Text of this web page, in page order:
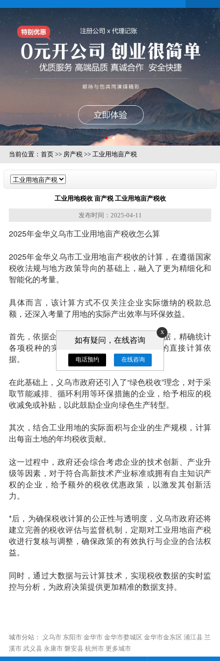
当前位置： 首页>> 房产税 >> 工业用地亩产税
工业用地税收 亩产税 工业用地亩产税收
发布时间：2025-04-11
2025年金华义乌市工业用地亩产税收怎么算
2025年金华义乌市工业用地亩产税收的计算，在遵循国家
税收法规与地方政策导向的基础上，融入了更为精细化和
智能化的考量。
具体而言，该计算方式不仅关注企业实际缴纳的税款总
额，还深入考量了用地的实际产出效率与环保效益。
首先，依据企业年度财务报告及税务申报数据，精确统计
各项税种的实际缴纳情况，作为亩产税收的直接计算依
据。
在此基础上，义乌市政府还引入了“绿色税收”理念，对于采
取节能减排、循环利用等环保措施的企业，给予相应的税
收减免或补贴，以此鼓励企业向绿色生产转型。
其次，结合工业用地的实际面积与企业的生产规模，计算
出每亩土地的年均税收贡献。
这一过程中，政府还会综合考虑企业的技术创新、产业升
级等因素，对于符合高新技术产业标准或拥有自主知识产
权的企业，给予额外的税收优惠政策，以激发其创新活
力。
*后，为确保税收计算的公正性与透明度，义乌市政府还将
建立完善的税收评估与监督机制，定期对工业用地亩产税
收进行复核与调整，确保政策的有效执行与企业的合法权
益。
同时，通过大数据与云计算技术，实现税收数据的实时监
控与分析，为政府决策提供更加精准的数据支持。
城市分站： 义乌市 东阳市 金华市 金华市婺城区 金华市金东区 浦江县 兰
溪市 武义县 永康市 磐安县 杭州市 更多城市
x
如有疑问，在线咨询
电话预约 在线咨询